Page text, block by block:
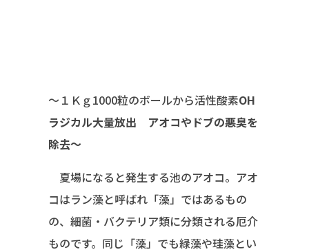
～１Ｋｇ1000粒のボールから活性酸素OH
ラジカル大量放出 アオコやドブの悪臭を
除去～
夏場になると発生する池のアオコ。アオ
コはラン藻と呼ばれ「藻」ではあるもの
の、細菌・バクテリア類に分類される厄介
ものです。同じ「藻」でも緑藻や珪藻とい